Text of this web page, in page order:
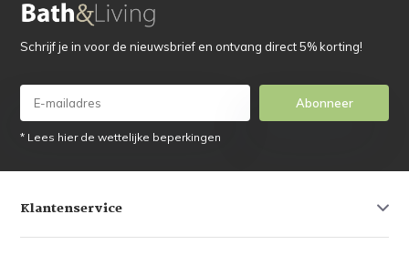
Schrijf je in voor de nieuwsbrief en ontvang direct 5% korting!
Abonneer
* Lees hier de wettelijke beperkingen
Klantenservice